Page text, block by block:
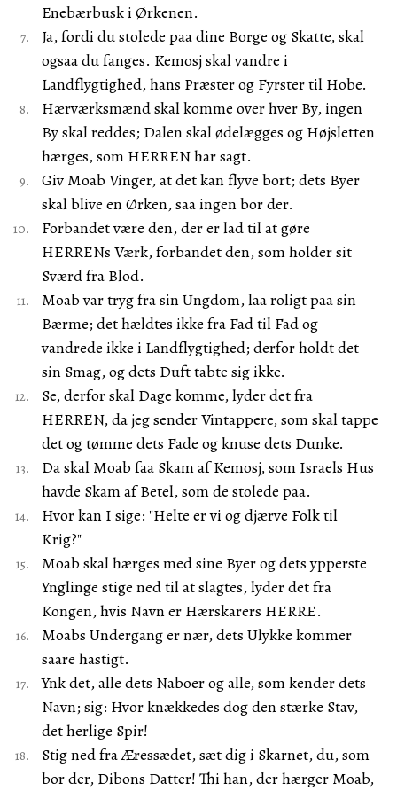
Enebærbusk i Ørkenen.
Ja, fordi du stolede paa dine Borge og Skatte, skal
ogsaa du fanges. Kemosj skal vandre i
Landflygtighed, hans Præster og Fyrster til Hobe.
Hærværksmænd skal komme over hver By, ingen
By skal reddes; Dalen skal ødelægges og Højsletten
hærges, som HERREN har sagt.
Giv Moab Vinger, at det kan flyve bort; dets Byer
skal blive en Ørken, saa ingen bor der.
Forbandet være den, der er lad til at gøre
HERRENs Værk, forbandet den, som holder sit
Sværd fra Blod.
Moab var tryg fra sin Ungdom, laa roligt paa sin
Bærme; det hældtes ikke fra Fad til Fad og
vandrede ikke i Landflygtighed; derfor holdt det
sin Smag, og dets Duft tabte sig ikke.
Se, derfor skal Dage komme, lyder det fra
HERREN, da jeg sender Vintappere, som skal tappe
det og tømme dets Fade og knuse dets Dunke.
Da skal Moab faa Skam af Kemosj, som Israels Hus
havde Skam af Betel, som de stolede paa.
Hvor kan I sige: "Helte er vi og djærve Folk til
Krig?"
Moab skal hærges med sine Byer og dets ypperste
Ynglinge stige ned til at slagtes, lyder det fra
Kongen, hvis Navn er Hærskarers HERRE.
Moabs Undergang er nær, dets Ulykke kommer
saare hastigt.
Ynk det, alle dets Naboer og alle, som kender dets
Navn; sig: Hvor knækkedes dog den stærke Stav,
det herlige Spir!
Stig ned fra Æressædet, sæt dig i Skarnet, du, som
bor der, Dibons Datter! Thi han, der hærger Moab,